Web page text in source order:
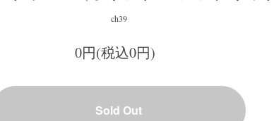
ch39
0円(税込0円)
Sold Out